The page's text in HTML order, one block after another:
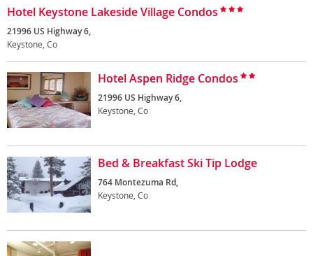
Hotel Keystone Lakeside Village Condos
21996 US Highway 6,
Keystone, Co
Hotel Aspen Ridge Condos
21996 US Highway 6,
Keystone, Co
Bed & Breakfast Ski Tip Lodge
764 Montezuma Rd,
Keystone, Co